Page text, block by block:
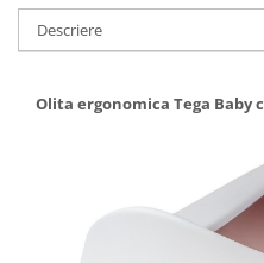
Descriere
Olita ergonomica Tega Baby